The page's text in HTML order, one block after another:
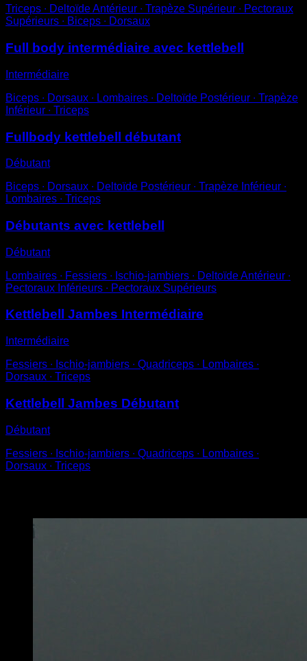
Triceps ∙ Deltoïde Antérieur ∙ Trapèze Supérieur ∙ Pectoraux
Supérieurs ∙ Biceps ∙ Dorsaux
Full body intermédiaire avec kettlebell
Intermédiaire
Biceps ∙ Dorsaux ∙ Lombaires ∙ Deltoïde Postérieur ∙ Trapèze
Inférieur ∙ Triceps
Fullbody kettlebell débutant
Débutant
Biceps ∙ Dorsaux ∙ Deltoïde Postérieur ∙ Trapèze Inférieur ∙
Lombaires ∙ Triceps
Débutants avec kettlebell
Débutant
Lombaires ∙ Fessiers ∙ Ischio-jambiers ∙ Deltoïde Antérieur ∙
Pectoraux Inférieurs ∙ Pectoraux Supérieurs
Kettlebell Jambes Intermédiaire
Intermédiaire
Fessiers ∙ Ischio-jambiers ∙ Quadriceps ∙ Lombaires ∙
Dorsaux ∙ Triceps
Kettlebell Jambes Débutant
Débutant
Fessiers ∙ Ischio-jambiers ∙ Quadriceps ∙ Lombaires ∙
Dorsaux ∙ Triceps